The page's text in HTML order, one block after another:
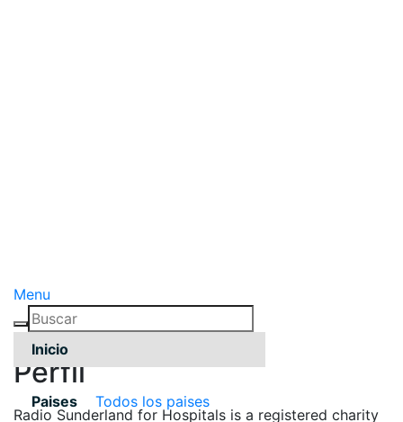
Menu
Inicio
Paises Todos los paises
Pérfil
Radio Sunderland for Hospitals is a registered charity